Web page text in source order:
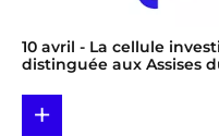
10 avril - La cellule
distinguée aux Assises
+